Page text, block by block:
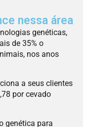
nessa área
genéticas,
de 35% o
nos anos
a seus clientes
por cevado
genética para